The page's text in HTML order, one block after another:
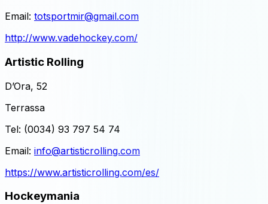
Email: totsportmir@gmail.com
http://www.vadehockey.com/
Artistic Rolling
D’Ora, 52
Terrassa
Tel: (0034) 93 797 54 74
Email: info@artisticrolling.com
https://www.artisticrolling.com/es/
Hockeymania